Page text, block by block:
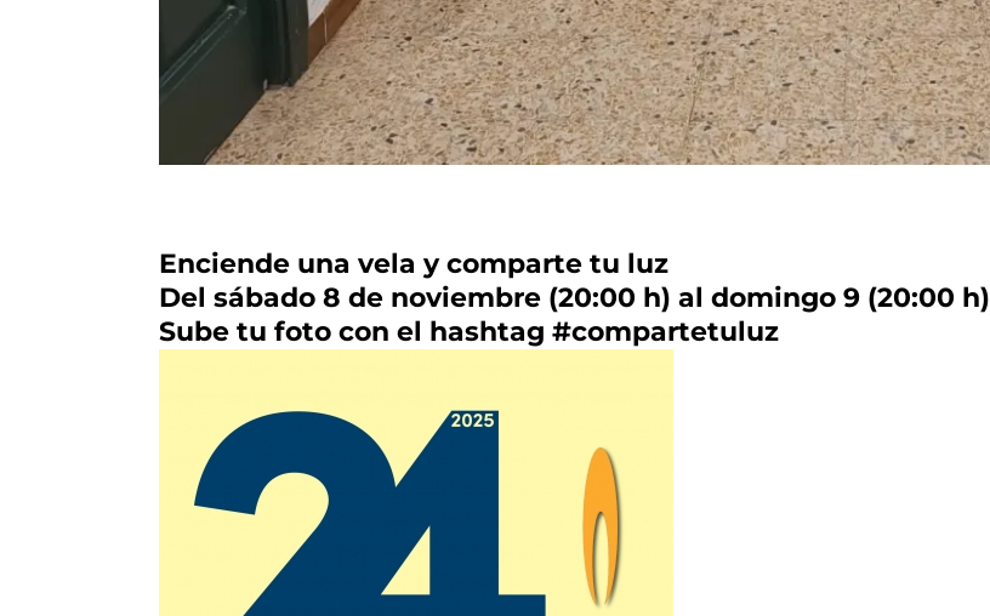
Enciende una vela y comparte tu luz
Del sábado 8 de noviembre (20:00 h) al domingo 9 (20:00 h)
Sube tu foto con el hashtag #compartetuluz